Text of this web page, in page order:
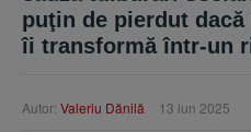
puţin de pierdut dacă
îi transformă într-un
Autor: Valeriu Dănilă 13 iun 2025